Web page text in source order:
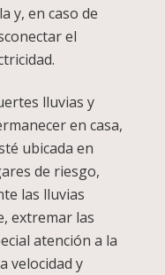
y, en caso de
el
lluvias y
en casa,
ubicada en
de riesgo,
las lluvias
extremar las
atención a la
velocidad y